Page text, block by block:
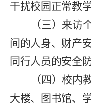
干扰校园正常教
（三）来访
间的人身、财产
同行人员的安全
（四）校内
大楼、图书馆、